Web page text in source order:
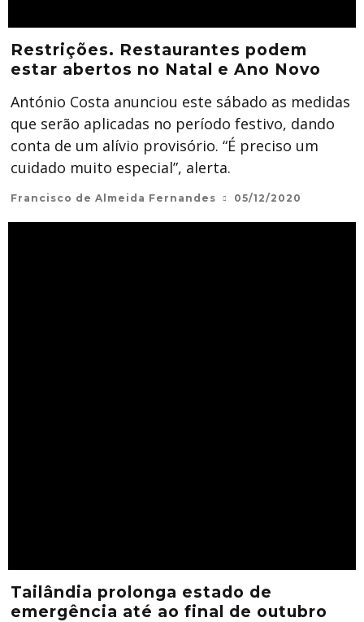
Restrições. Restaurantes podem
estar abertos no Natal e Ano Novo
António Costa anunciou este sábado as medidas
que serão aplicadas no período festivo, dando
conta de um alívio provisório. “É preciso um
cuidado muito especial”, alerta.
Francisco de Almeida Fernandes 05/12/2020
Tailândia prolonga estado de
emergência até ao final de outubro